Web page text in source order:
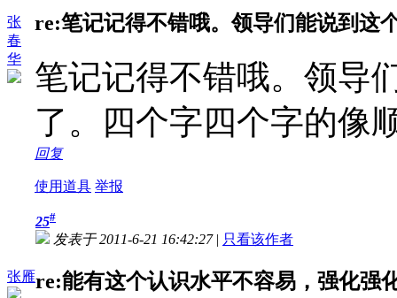
张
春
华
re:笔记记得不错哦。领导们能说到这
笔记记得不错哦。领导
了。四个字四个字的像
回复
使用道具 举报
张雁
25#
发表于 2011-6-21 16:42:27 | 只看该作者
re:能有这个认识水平不容易，强化强